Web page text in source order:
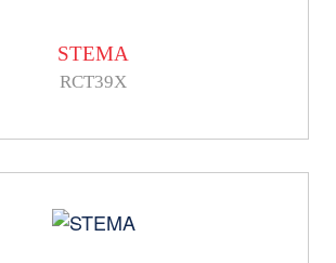
STEMA
RCT39X